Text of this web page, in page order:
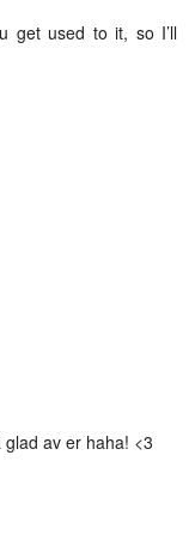
get used to it, so I’ll
av er haha! <3